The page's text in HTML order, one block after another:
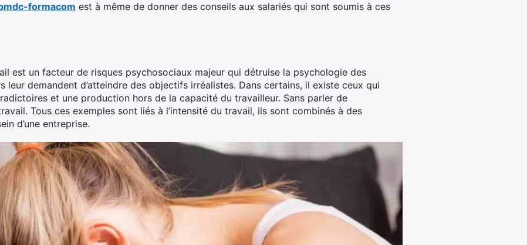
formacom est à même de donner des conseils aux salariés qui sont soumis à ces
est un facteur de risques psychosociaux majeur qui détruise la psychologie des
leur demandent d’atteindre des objectifs irréalistes. Dans certains, il existe ceux qui
et une production hors de la capacité du travailleur. Sans parler de
Tous ces exemples sont liés à l’intensité du travail, ils sont combinés à des
d’une entreprise.